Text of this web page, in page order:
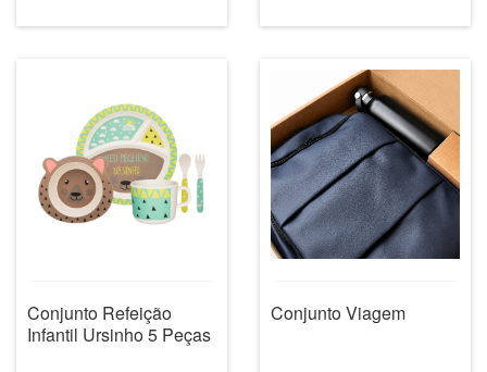
Conjunto Refeição
Infantil Ursinho 5 Peças
Conjunto Viagem